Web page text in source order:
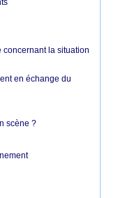
concernant la situation
en échange du
scène ?